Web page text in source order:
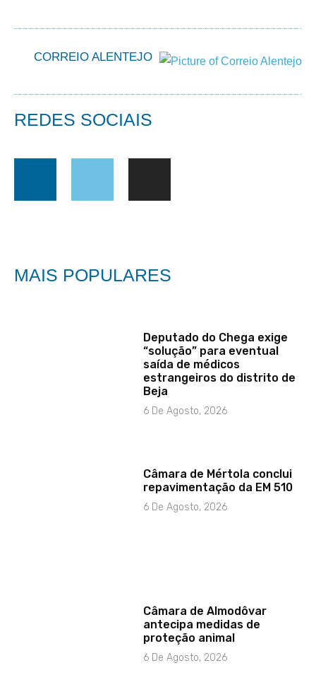
CORREIO ALENTEJO
REDES SOCIAIS
MAIS POPULARES
Deputado do Chega exige
“solução” para eventual
saída de médicos
estrangeiros do distrito de
Beja
6 De Agosto, 2026
Câmara de Mértola conclui
repavimentação da EM 510
6 De Agosto, 2026
Câmara de Almodôvar
antecipa medidas de
proteção animal
6 De Agosto, 2026